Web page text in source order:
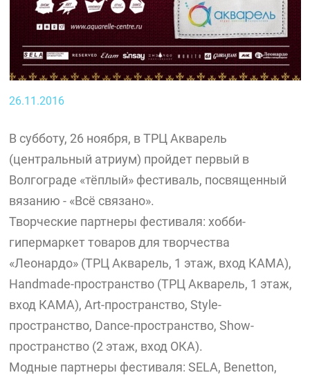
26.11.2016
В субботу, 26 ноября, в ТРЦ Акварель
(центральный атриум) пройдет первый в
Волгограде «тёплый» фестиваль, посвященный
вязанию - «Всё связано».
Творческие партнеры фестиваля: хобби-
гипермаркет товаров для творчества
«Леонардо» (ТРЦ Акварель, 1 этаж, вход КАМА),
Handmade-пространство (ТРЦ Акварель, 1 этаж,
вход КАМА), Аrt-пространство, Style-
пространство, Dance-пространство, Show-
пространство (2 этаж, вход ОКА).
Модные партнеры фестиваля: SELA, Benetton,